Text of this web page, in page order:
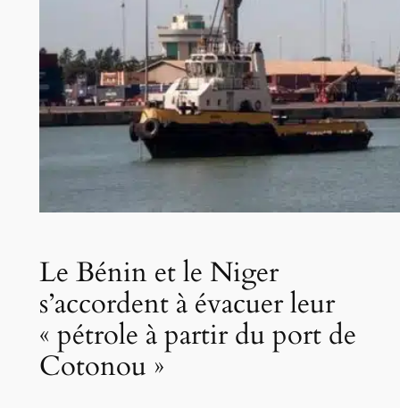
Le Bénin et le Niger
s’accordent à évacuer leur
« pétrole à partir du port de
Cotonou »